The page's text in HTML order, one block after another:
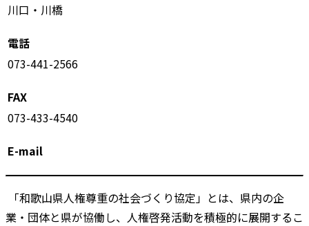
川口・川橋
電話
073-441-2566
FAX
073-433-4540
E-mail
「和歌山県人権尊重の社会づくり協定」とは、県内の企
業・団体と県が協働し、人権啓発活動を積極的に展開するこ